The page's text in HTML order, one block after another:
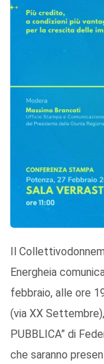
Il
Energheia
febbraio, alle ore
(via XX
PUBBLICA” di
che saranno